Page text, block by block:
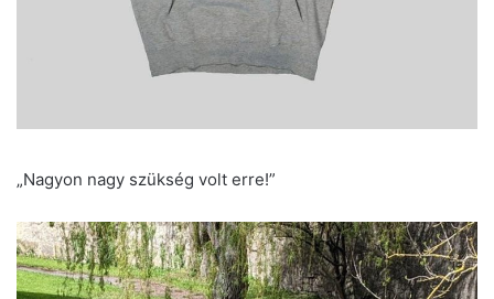
„Nagyon nagy szükség volt erre!”